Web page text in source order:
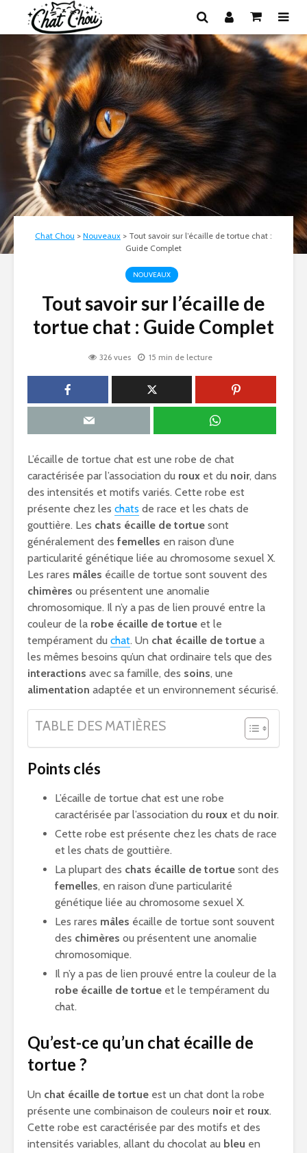
Chat Chou > Nouveaux > Tout savoir sur l’écaille de tortue chat :
Guide Complet
NOUVEAUX
Tout savoir sur l’écaille de
tortue chat : Guide Complet
326 vues 15 min de lecture
L’écaille de tortue chat est une robe de chat
caractérisée par l’association du roux et du noir, dans
des intensités et motifs variés. Cette robe est
présente chez les chats de race et les chats de
gouttière. Les chats écaille de tortue sont
généralement des femelles en raison d’une
particularité génétique liée au chromosome sexuel X.
Les rares mâles écaille de tortue sont souvent des
chimères ou présentent une anomalie
chromosomique. Il n’y a pas de lien prouvé entre la
couleur de la robe écaille de tortue et le
tempérament du chat. Un chat écaille de tortue a
les mêmes besoins qu’un chat ordinaire tels que des
interactions avec sa famille, des soins, une
alimentation adaptée et un environnement sécurisé.
TABLE DES MATIÈRES
Points clés
L’écaille de tortue chat est une robe
caractérisée par l’association du roux et du noir.
Cette robe est présente chez les chats de race
et les chats de gouttière.
La plupart des chats écaille de tortue sont des
femelles, en raison d’une particularité
génétique liée au chromosome sexuel X.
Les rares mâles écaille de tortue sont souvent
des chimères ou présentent une anomalie
chromosomique.
Il n’y a pas de lien prouvé entre la couleur de la
robe écaille de tortue et le tempérament du
chat.
Qu’est-ce qu’un chat écaille de
tortue ?
Un chat écaille de tortue est un chat dont la robe
présente une combinaison de couleurs noiret roux.
Cette robe est caractérisée par des motifs et des
intensités variables, allant du chocolat au bleu en